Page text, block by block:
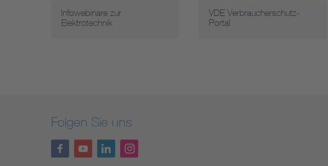
Infowebinare zur
Elektrotechnik
VDE Verbraucherschutz-
Portal
Folgen Sie uns